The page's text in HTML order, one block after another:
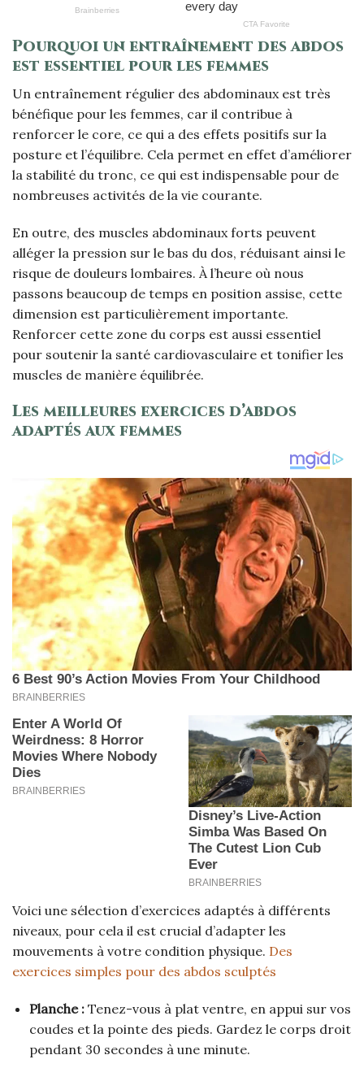
Pourquoi un entraînement des abdos
est essentiel pour les femmes
Un entraînement régulier des abdominaux est très
bénéfique pour les femmes, car il contribue à
renforcer le core, ce qui a des effets positifs sur la
posture et l’équilibre. Cela permet en effet d’améliorer
la stabilité du tronc, ce qui est indispensable pour de
nombreuses activités de la vie courante.
En outre, des muscles abdominaux forts peuvent
alléger la pression sur le bas du dos, réduisant ainsi le
risque de douleurs lombaires. À l’heure où nous
passons beaucoup de temps en position assise, cette
dimension est particulièrement importante.
Renforcer cette zone du corps est aussi essentiel
pour soutenir la santé cardiovasculaire et tonifier les
muscles de manière équilibrée.
Les meilleures exercices d’abdos
adaptés aux femmes
Voici une sélection d’exercices adaptés à différents
niveaux, pour cela il est crucial d’adapter les
mouvements à votre condition physique. Des
exercices simples pour des abdos sculptés
Planche :Tenez-vous à plat ventre, en appui sur vos
coudes et la pointe des pieds. Gardez le corps droit
pendant 30 secondes à une minute.